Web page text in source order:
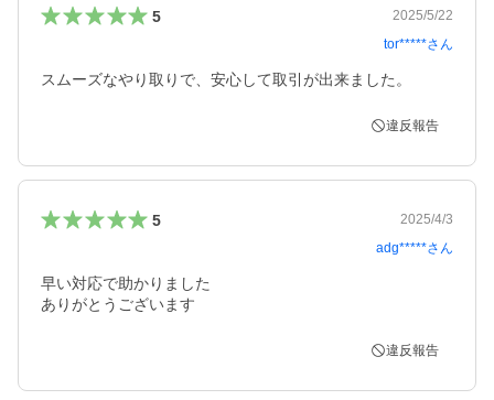
5
2025/5/22
tor*****さん
スムーズなやり取りで、安心して取引が出来ました。
違反報告
5
2025/4/3
adg*****さん
早い対応で助かりました
ありがとうございます
違反報告